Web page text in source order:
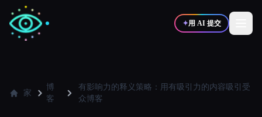
✦用 AI 提交
写作者 🎨 设计师
家
博
客
有影响力的释义策略：用有吸引力的内容吸引受
众博客